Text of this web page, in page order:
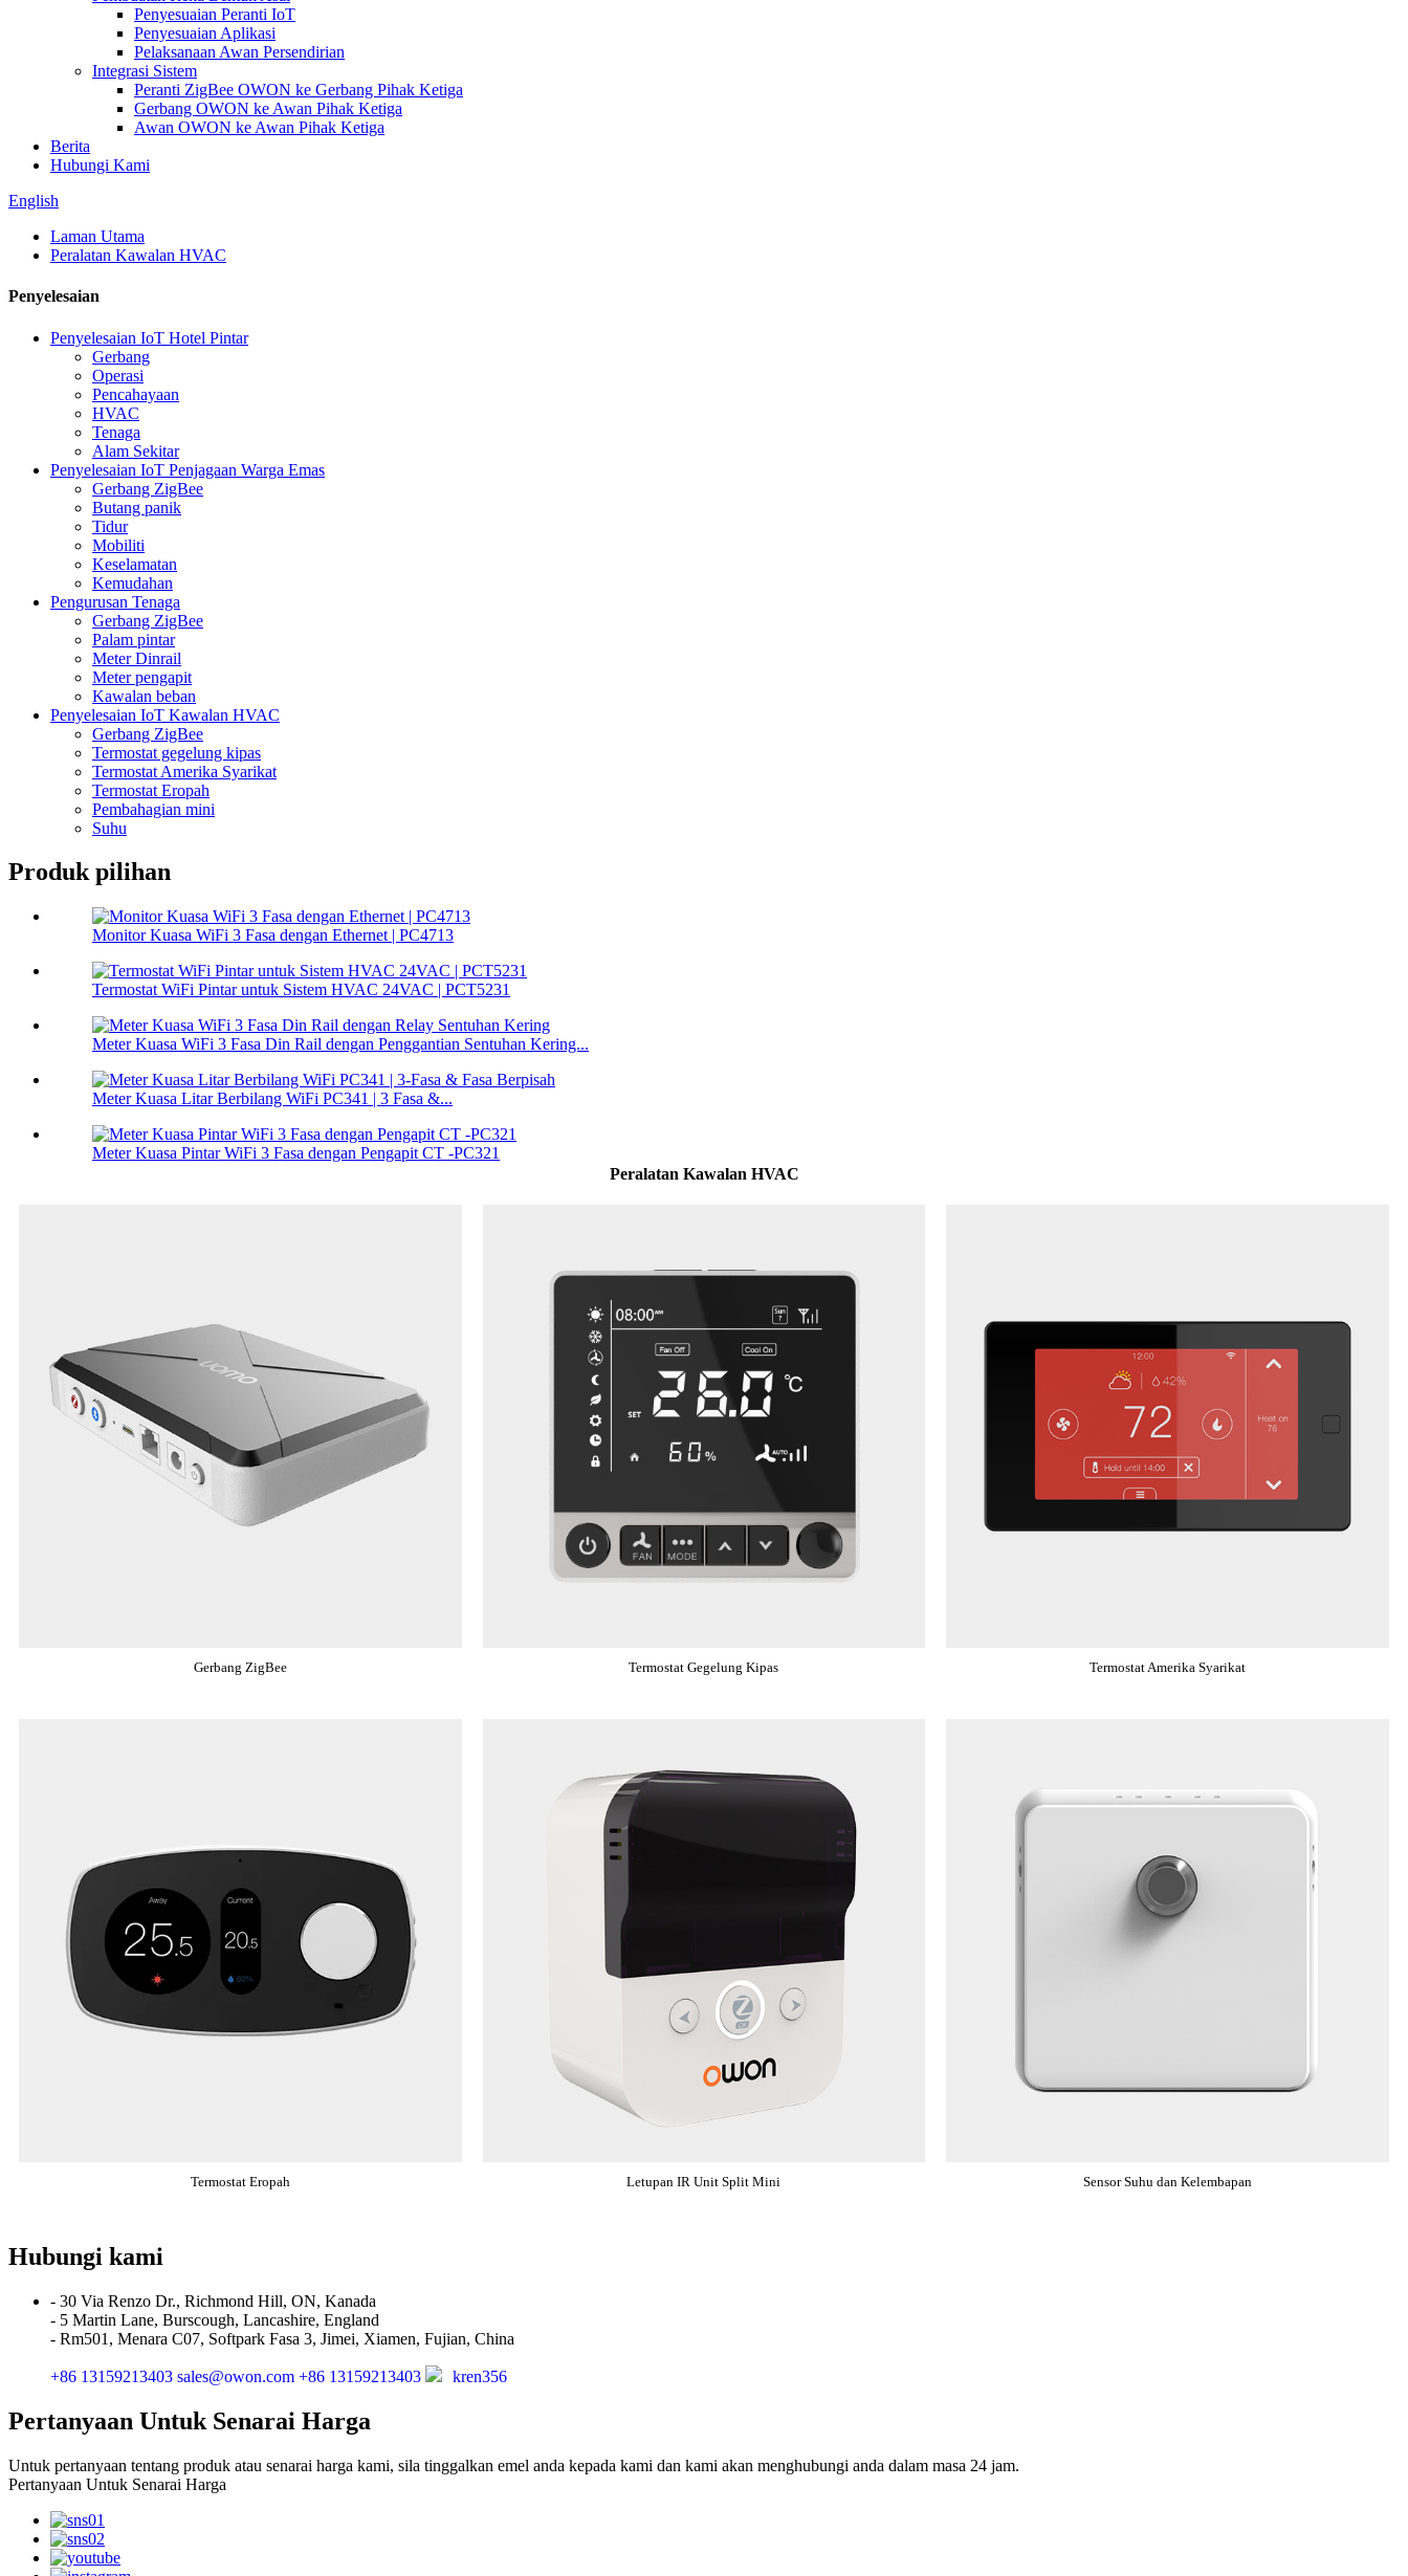
Penyesuaian Peranti IoT
Penyesuaian Aplikasi
Pelaksanaan Awan Persendirian
Integrasi Sistem
Peranti ZigBee OWON ke Gerbang Pihak Ketiga
Gerbang OWON ke Awan Pihak Ketiga
Awan OWON ke Awan Pihak Ketiga
Berita
Hubungi Kami
English
Laman Utama
Peralatan Kawalan HVAC
Penyelesaian
Penyelesaian IoT Hotel Pintar
Gerbang
Operasi
Pencahayaan
HVAC
Tenaga
Alam Sekitar
Penyelesaian IoT Penjagaan Warga Emas
Gerbang ZigBee
Butang panik
Tidur
Mobiliti
Keselamatan
Kemudahan
Pengurusan Tenaga
Gerbang ZigBee
Palam pintar
Meter Dinrail
Meter pengapit
Kawalan beban
Penyelesaian IoT Kawalan HVAC
Gerbang ZigBee
Termostat gegelung kipas
Termostat Amerika Syarikat
Termostat Eropah
Pembahagian mini
Suhu
Produk pilihan
Monitor Kuasa WiFi 3 Fasa dengan Ethernet | PC4713
Termostat WiFi Pintar untuk Sistem HVAC 24VAC | PCT5231
Meter Kuasa WiFi 3 Fasa Din Rail dengan Penggantian Sentuhan Kering...
Meter Kuasa Litar Berbilang WiFi PC341 | 3 Fasa &...
Meter Kuasa Pintar WiFi 3 Fasa dengan Pengapit CT -PC321
Peralatan Kawalan HVAC
Gerbang ZigBee Termostat Gegelung Kipas Termostat Amerika Syarikat
Termostat Eropah Letupan IR Unit Split Mini Sensor Suhu dan Kelembapan
Hubungi kami
- 30 Via Renzo Dr., Richmond Hill, ON, Kanada
- 5 Martin Lane, Burscough, Lancashire, England
- Rm501, Menara C07, Softpark Fasa 3, Jimei, Xiamen, Fujian, China
+86 13159213403 sales@owon.com +86 13159213403 kren356
Pertanyaan Untuk Senarai Harga
Untuk pertanyaan tentang produk atau senarai harga kami, sila tinggalkan emel anda kepada kami dan kami akan menghubungi anda dalam masa 24 jam.
Pertanyaan Untuk Senarai Harga